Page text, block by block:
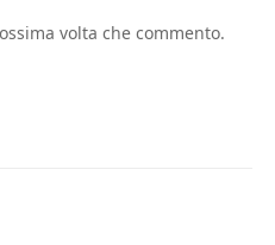
volta che commento.